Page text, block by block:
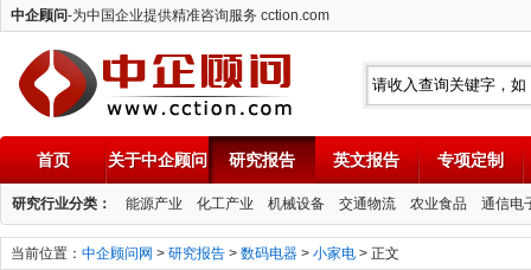
中企顾问-为中国企业提供精准咨询服务 cction.com
中企顾问
首页 关于中企顾问 研究报告 英文报告 专项定制
研究行业分类： 能源产业 化工产业 机械设备 交通物流 农业食品 通信电
当前位置： 中企顾问网 > 研究报告 > 数码电器 > 小家电 > 正文